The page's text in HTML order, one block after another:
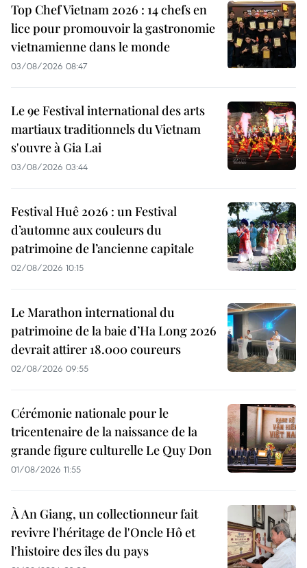
Top Chef Vietnam 2026 : 14 chefs en
lice pour promouvoir la gastronomie
vietnamienne dans le monde
03/08/2026 08:47
Le 9e Festival international des arts
martiaux traditionnels du Vietnam
s'ouvre à Gia Lai
03/08/2026 03:44
Festival Huê 2026 : un Festival
d’automne aux couleurs du
patrimoine de l’ancienne capitale
02/08/2026 10:15
Le Marathon international du
patrimoine de la baie d’Ha Long 2026
devrait attirer 18.000 coureurs
02/08/2026 09:55
Cérémonie nationale pour le
tricentenaire de la naissance de la
grande figure culturelle Le Quy Don
01/08/2026 11:55
À An Giang, un collectionneur fait
revivre l'héritage de l'Oncle Hô et
l'histoire des îles du pays